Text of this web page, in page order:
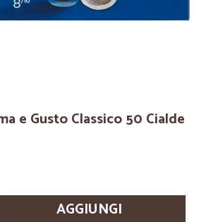
e Gusto Classico 50 Cialde
AGGIUNGI